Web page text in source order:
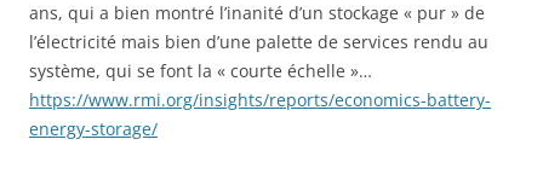
ans, qui a bien montré l’inanité d’un stockage « pur » de
l’électricité mais bien d’une palette de services rendu au
système, qui se font la « courte échelle »…
https://www.rmi.org/insights/reports/economics-battery-
energy-storage/